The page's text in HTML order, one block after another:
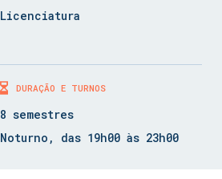
Licenciatura
DURAÇÃO E TURNOS
8 semestres
Noturno, das 19h00 às 23h00